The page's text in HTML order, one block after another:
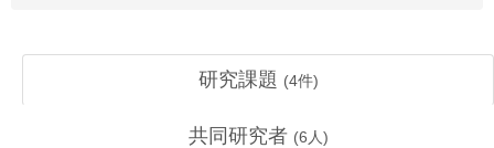
研究課題 (4件)
共同研究者 (6 人)